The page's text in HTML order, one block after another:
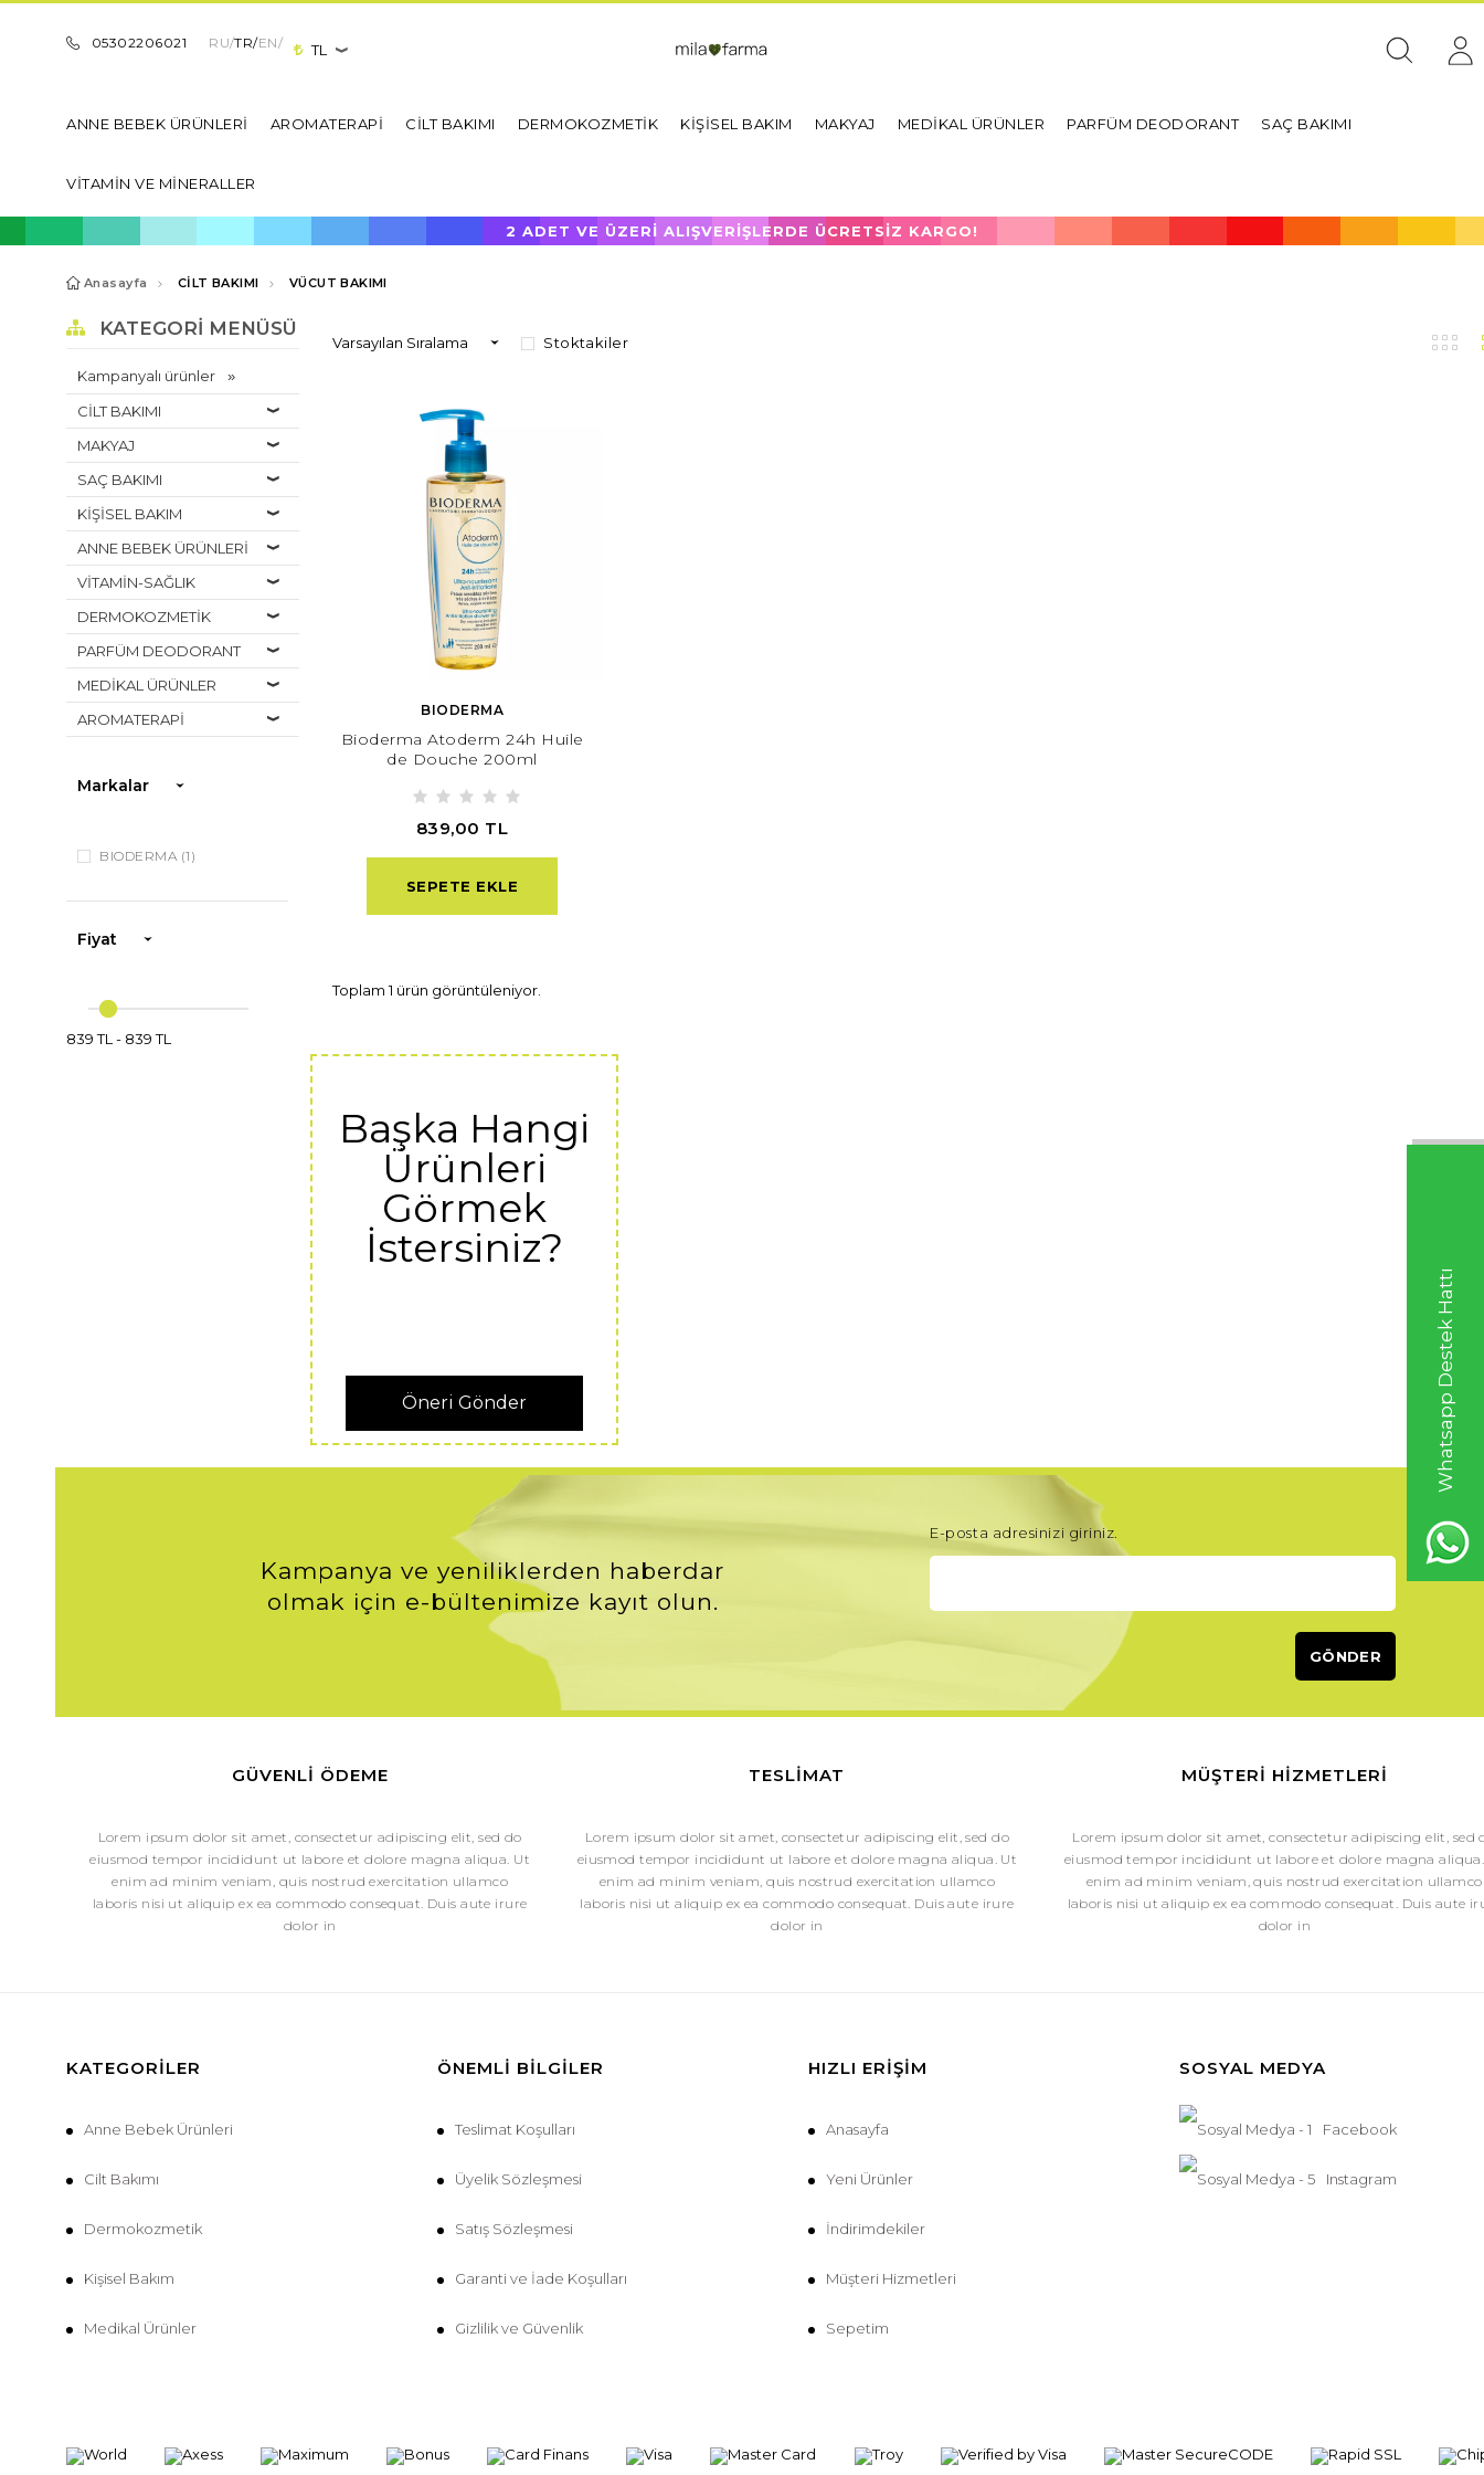
Whatsapp Destek Hattı
05302206021 RU/TR/EN/ TL
ANNE BEBEK ÜRÜNLERİ AROMATERAPİ CİLT BAKIMI DERMOKOZMETİK KİŞİSEL BAKIM MAKYAJ MEDİKAL ÜRÜNLER PARFÜM DEODORANT SAÇ BAKIMI
VİTAMİN VE MİNERALLER
2 ADET VE ÜZERİ ALIŞVERİŞLERDE ÜCRETSİZ KARGO!
Anasayfa CİLT BAKIMI VÜCUT BAKIMI
KATEGORI MENÜSÜ
Kampanyalı ürünler
CİLT BAKIMI
MAKYAJ
SAÇ BAKIMI
KİŞİSEL BAKIM
ANNE BEBEK ÜRÜNLERİ
VİTAMİN-SAĞLIK
DERMOKOZMETİK
PARFÜM DEODORANT
MEDİKAL ÜRÜNLER
AROMATERAPİ
Markalar
BIODERMA (1)
Fiyat
839 TL - 839 TL
Stoktakiler
BIODERMA
Bioderma Atoderm 24h Huile
de Douche 200ml
839,00 TL
SEPETE EKLE
Toplam 1 ürün görüntüleniyor.
Başka Hangi
Ürünleri
Görmek
İstersiniz?
Öneri Gönder
Kampanya ve yeniliklerden haberdar
olmak için e-bültenimize kayıt olun.
E-posta adresinizi giriniz.
GÜVENLI ÖDEME
Lorem ipsum dolor sit amet, consectetur adipiscing elit, sed do
eiusmod tempor incididunt ut labore et dolore magna aliqua. Ut
enim ad minim veniam, quis nostrud exercitation ullamco
laboris nisi ut aliquip ex ea commodo consequat. Duis aute irure
dolor in
TESLIMAT
Lorem ipsum dolor sit amet, consectetur adipiscing elit, sed do
eiusmod tempor incididunt ut labore et dolore magna aliqua. Ut
enim ad minim veniam, quis nostrud exercitation ullamco
laboris nisi ut aliquip ex ea commodo consequat. Duis aute irure
dolor in
MÜŞTERI HIZMETLERI
Lorem ipsum dolor sit amet, consectetur adipiscing elit, sed
eiusmod tempor incididunt ut labore et dolore magna
enim ad minim veniam, quis nostrud exercitation ullamco
laboris nisi ut aliquip ex ea commodo consequat. Duis aute
dolor in
KATEGORILER
Anne Bebek Ürünleri
Cilt Bakımı
Dermokozmetik
Kişisel Bakım
Medikal Ürünler
ÖNEMLI BILGILER
Teslimat Koşulları
Üyelik Sözleşmesi
Satış Sözleşmesi
Garanti ve İade Koşulları
Gizlilik ve Güvenlik
HIZLI ERIŞIM
Anasayfa
Yeni Ürünler
İndirimdekiler
Müşteri Hizmetleri
Sepetim
SOSYAL MEDYA
Facebook
Instagram